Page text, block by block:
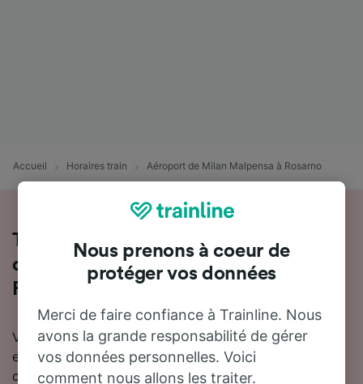
Accueil Horaires train Aéroport de Milan Malpensa à Rosarno
Tout ce qu'il faut savoir sur les trains
de Aéroport de Milan Malpensa à
Rosarno
Vous souhaitez en savoir plus sur le voyage en train
entre Aéroport de Milan Malpensa et Rosarno ? Ne
cherchez pas plus loin.
Nous prenons à coeur de
protéger vos données
Merci de faire confiance à Trainline. Nous
avons la grande responsabilité de gérer
vos données personnelles. Voici
comment nous allons les traiter.